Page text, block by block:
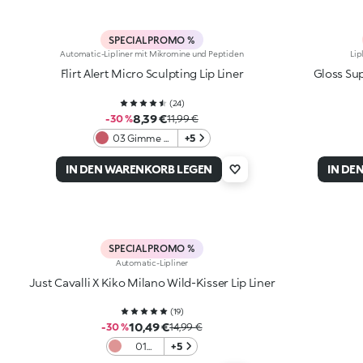
SPECIAL PROMO %
Automatic-Lipliner mit Mikromine und Peptiden
Flirt Alert Micro Sculpting Lip Liner
(24)
-30 %8,39 €11,99 €
03 Gimme A
Mauve.Ment
+5
IN DEN WARENKORB LEGEN
Gloss
IN
SPECIAL PROMO %
Automatic-Lipliner
Just Cavalli X Kiko Milano Wild-Kisser Lip Liner
(19)
-30 %10,49 €14,99 €
01
+5